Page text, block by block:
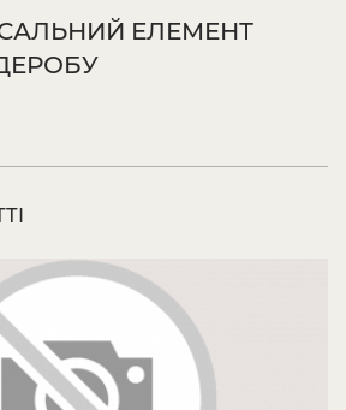
ЕЛЕМЕНТ